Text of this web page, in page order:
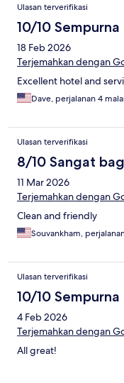
Ulasan terverifikasi
10/10 Sempurna
18 Feb 2026
Terjemahkan dengan
Excellent hotel and
Dave, perjalanan 4
Ulasan terverifikasi
8/10 Sangat
11 Mar 2026
Terjemahkan dengan
Clean and friendly
Souvankham,
Ulasan terverifikasi
10/10 Sempurna
4 Feb 2026
Terjemahkan dengan
All great!